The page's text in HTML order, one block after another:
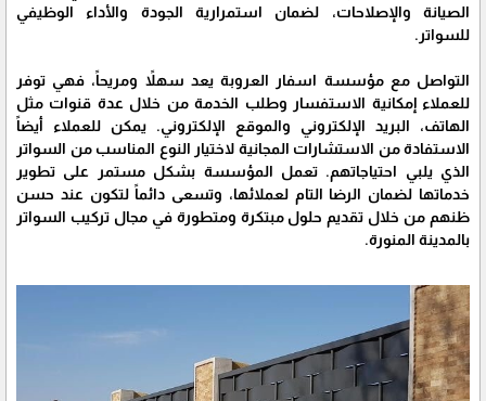
الصيانة والإصلاحات، لضمان استمرارية الجودة والأداء الوظيفي
للسواتر.
التواصل مع مؤسسة اسفار العروبة يعد سهلاً ومريحاً، فهي توفر
للعملاء إمكانية الاستفسار وطلب الخدمة من خلال عدة قنوات مثل
الهاتف، البريد الإلكتروني والموقع الإلكتروني. يمكن للعملاء أيضاً
الاستفادة من الاستشارات المجانية لاختيار النوع المناسب من السواتر
الذي يلبي احتياجاتهم. تعمل المؤسسة بشكل مستمر على تطوير
خدماتها لضمان الرضا التام لعملائها، وتسعى دائماً لتكون عند حسن
ظنهم من خلال تقديم حلول مبتكرة ومتطورة في مجال تركيب السواتر
بالمدينة المنورة.